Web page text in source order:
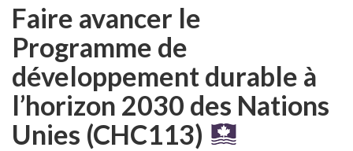
Faire avancer le
Programme de
développement durable à
l’horizon 2030 des Nations
Unies (CHC113)